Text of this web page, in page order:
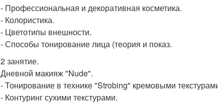
- Профессиональная и декоративная косметика.
- Колористика.
- Цветотипы внешности.
- Способы тонирование лица (теория и показ.
2 занятие.
Дневной макияж "Nude".
- Тонирование в технике "Strobing" кремовыми
- Контуринг сухими текстурами.